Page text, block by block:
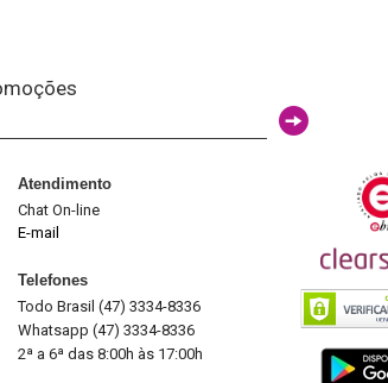
Atendimento
Chat On-line
E-mail
Telefones
Todo Brasil (47) 3334-8336
Whatsapp (47) 3334-8336
2ª a 6ª das 8:00h às 17:00h